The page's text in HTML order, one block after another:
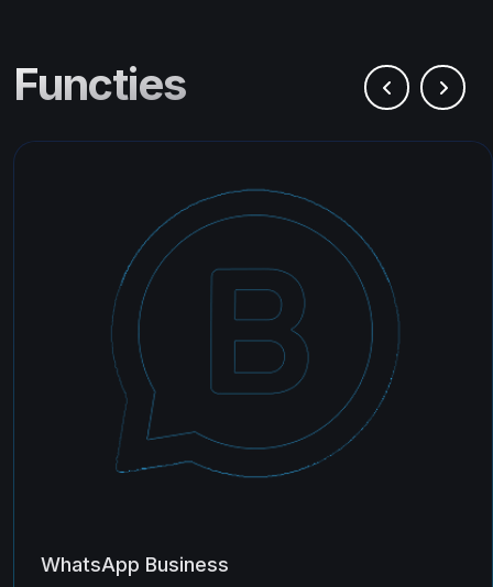
Functies
WhatsApp Business